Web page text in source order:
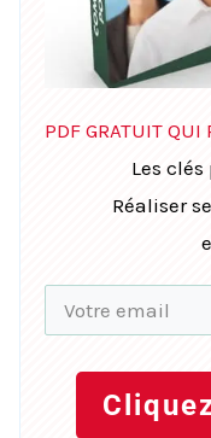
PDF GRATUIT QUI
Les clés
Réaliser